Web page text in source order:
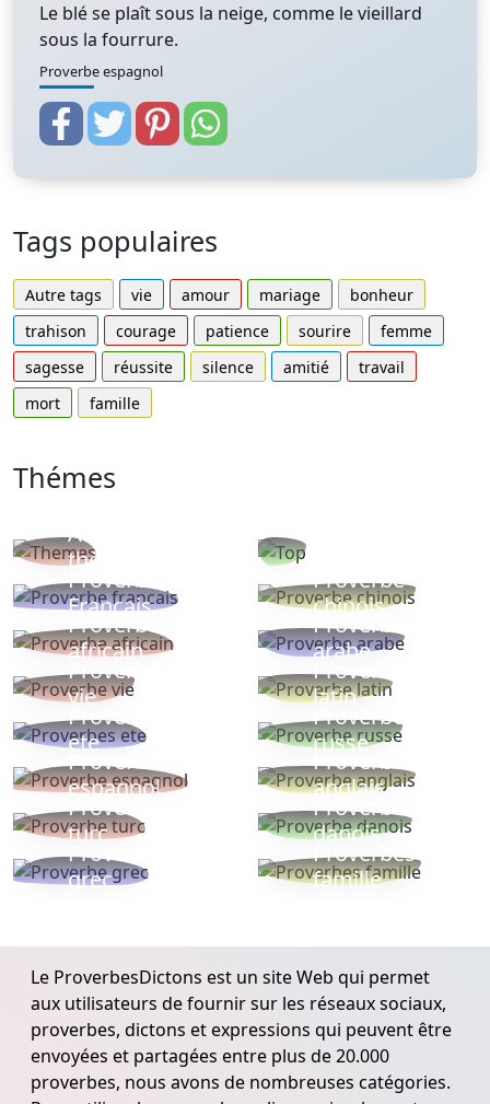
Le blé se plaît sous la neige, comme le vieillard
sous la fourrure.
Proverbe espagnol
Tags populaires
Autre tags vie amour mariage
bonheur
trahison
courage patience sourire
femme
sagesse
réussite silence amitié
travail
mort
famille
Thémes
Autres
thèmes
Proverbe
Français
Proverbe
chinois
Proverbe
africain
Proverbe
arabe
Proverbe
vie
Proverbe
latin
Proverbes
ete
Proverbe
russe
Proverbe
espagnol
Proverbe
anglais
Proverbe
turc
Proverbe
danois
Proverbe
grec
Proverbes
famille
Le ProverbesDictons est un site Web qui permet
aux utilisateurs de fournir sur les réseaux sociaux,
proverbes, dictons et expressions qui peuvent être
envoyées et partagées entre plus de 20.000
proverbes, nous avons de nombreuses catégories.